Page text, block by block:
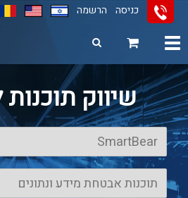
11
12
13
כניסה הרשמה
Toggle
שיווק